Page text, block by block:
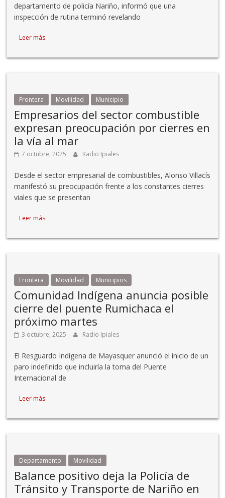
departamento de policía Nariño, informó que una
inspección de rutina terminó revelando
Leer más
Frontera Movilidad Municipio
Empresarios del sector combustible
expresan preocupación por cierres en
la vía al mar
7 octubre, 2025 Radio Ipiales
Desde el sector empresarial de combustibles, Alonso Villacís
manifestó su preocupación frente a los constantes cierres
viales que se presentan
Leer más
Frontera Movilidad Municipios
Comunidad Indígena anuncia posible
cierre del puente Rumichaca el
próximo martes
3 octubre, 2025 Radio Ipiales
El Resguardo Indígena de Mayasquer anunció el inicio de un
paro indefinido que incluiría la toma del Puente
Internacional de
Leer más
Departamento Movilidad
Balance positivo deja la Policía de
Tránsito y Transporte de Nariño en